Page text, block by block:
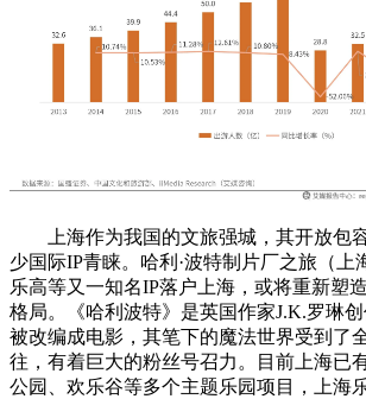
上海作为我国的文旅强城，其开放包
少国际IP青睐。哈利·波特制片厂之旅（上
乐高等又一知名IP落户上海，或将重新塑
格局。《哈利波特》是英国作家J.K.罗琳
被改编成电影，其笔下的魔法世界受到了
往，有着巨大的粉丝号召力。目前上海已
公园、欢乐谷等多个主题乐园项目，上海